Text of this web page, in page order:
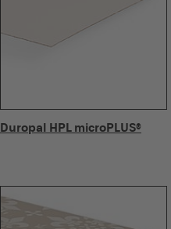
Duropal HPL microPLUS®